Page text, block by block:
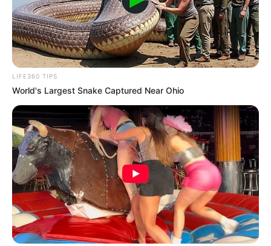
LIFE360 TIPS
World's Largest Snake Captured Near Ohio